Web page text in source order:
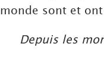
monde sont et
Depuis les